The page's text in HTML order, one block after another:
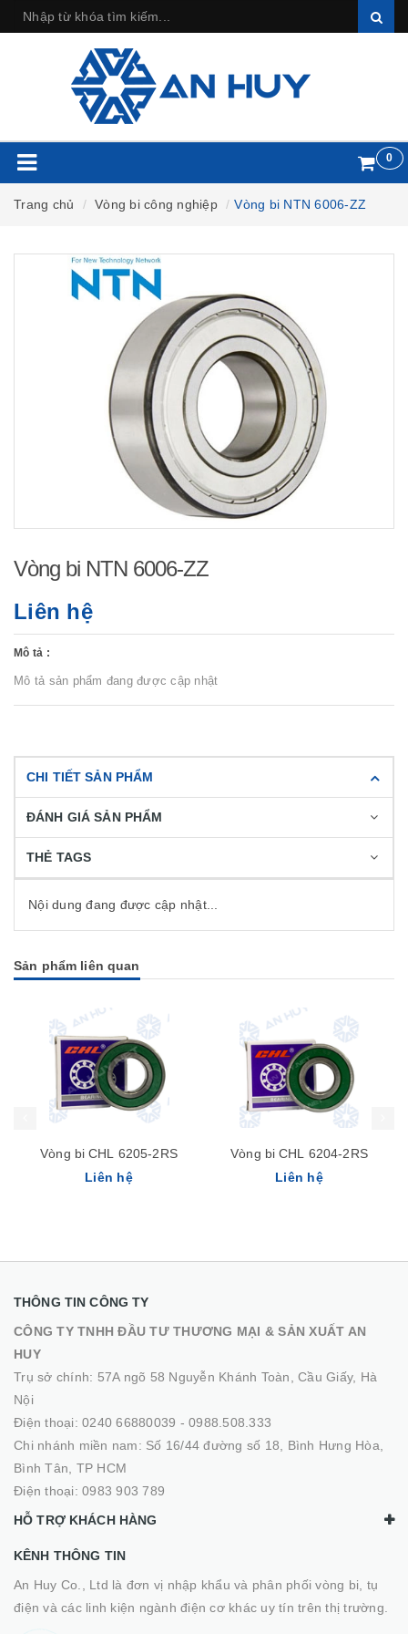
0
Trang chủ Vòng bi công nghiệp Vòng bi NTN 6006-ZZ
Vòng bi NTN 6006-ZZ
Liên hệ
Mô tả :
Mô tả sản phẩm đang được cập nhật
CHI TIẾT SẢN PHẨM
ĐÁNH GIÁ SẢN PHẨM
THẺ TAGS
Nội dung đang được cập nhật...
Sản phẩm liên quan
Vòng bi CHL 6205-2RS
Liên hệ
Vòng bi CHL 6204-2RS
Liên hệ
THÔNG TIN CÔNG TY
CÔNG TY TNHH ĐẦU TƯ THƯƠNG MẠI & SẢN XUẤT AN
HUY
Trụ sở chính: 57A ngõ 58 Nguyễn Khánh Toàn, Cầu Giấy, Hà
Nội
Điện thoại: 0240 66880039 - 0988.508.333
Chi nhánh miền nam: Số 16/44 đường số 18, Bình Hưng Hòa,
Bình Tân, TP HCM
Điện thoại: 0983 903 789
HỖ TRỢ KHÁCH HÀNG
KÊNH THÔNG TIN
An Huy Co., Ltd là đơn vị nhập khẩu và phân phối vòng bi, tụ
điện và các linh kiện ngành điện cơ khác uy tín trên thị trường.